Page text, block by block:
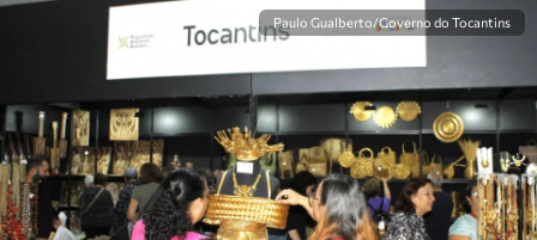
Paulo Gualberto/Governo do Tocantins